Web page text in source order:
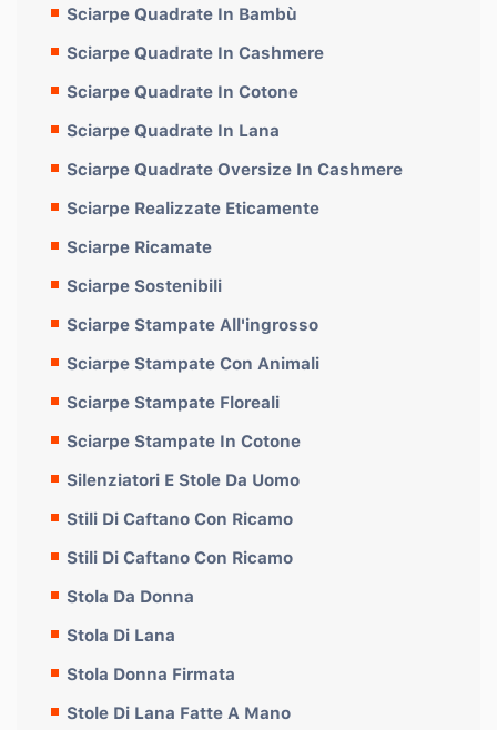
Sciarpe Quadrate In Bambù
Sciarpe Quadrate In Cashmere
Sciarpe Quadrate In Cotone
Sciarpe Quadrate In Lana
Sciarpe Quadrate Oversize In Cashmere
Sciarpe Realizzate Eticamente
Sciarpe Ricamate
Sciarpe Sostenibili
Sciarpe Stampate All'ingrosso
Sciarpe Stampate Con Animali
Sciarpe Stampate Floreali
Sciarpe Stampate In Cotone
Silenziatori E Stole Da Uomo
Stili Di Caftano Con Ricamo
Stili Di Caftano Con Ricamo
Stola Da Donna
Stola Di Lana
Stola Donna Firmata
Stole Di Lana Fatte A Mano